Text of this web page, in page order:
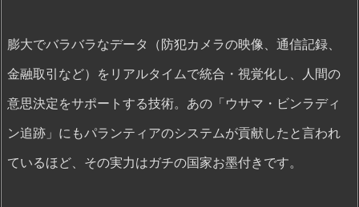
膨大でバラバラなデータ（防犯カメラの映像、通信記録、
金融取引など）をリアルタイムで統合・視覚化し、人間の
意思決定をサポートする技術。あの「ウサマ・ビンラディ
ン追跡」にもパランティアのシステムが貢献したと言われ
ているほど、その実力はガチの国家お墨付きです。